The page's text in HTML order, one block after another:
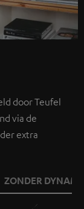
door Teufel
via de
extra
ZONDER